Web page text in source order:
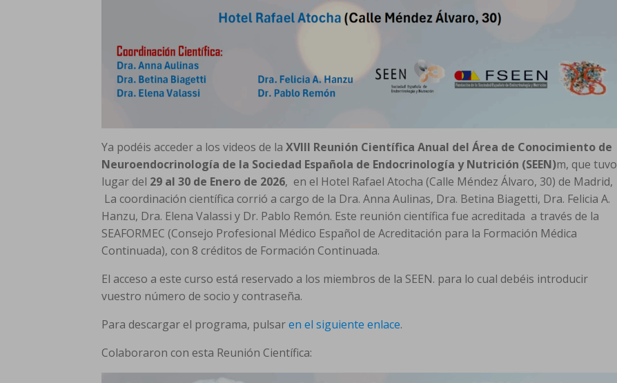
Ya podéis acceder a los videos de la XVIII Reunión Científica Anual del Área de Conocimiento de
Neuroendocrinología de la Sociedad Española de Endocrinología y Nutrición (SEEN)m, que tuvo
lugar del 29 al 30 de Enero de 2026, en el Hotel Rafael Atocha (Calle Méndez Álvaro, 30) de Madrid,
La coordinación científica corrió a cargo de la Dra. Anna Aulinas, Dra. Betina Biagetti, Dra. Felicia A.
Hanzu, Dra. Elena Valassi y Dr. Pablo Remón. Este reunión científica fue acreditada a través de la
SEAFORMEC (Consejo Profesional Médico Español de Acreditación para la Formación Médica
Continuada), con 8 créditos de Formación Continuada.
El acceso a este curso está reservado a los miembros de la SEEN. para lo cual debéis introducir
vuestro número de socio y contraseña.
Para descargar el programa, pulsaren el siguiente enlace.
Colaboraron con esta Reunión Científica: